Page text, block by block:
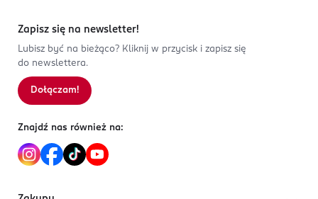
Zapisz się na newsletter!
Lubisz być na bieżąco? Kliknij w przycisk i zapisz się
do newslettera.
Dołączam!
Znajdź nas również na: